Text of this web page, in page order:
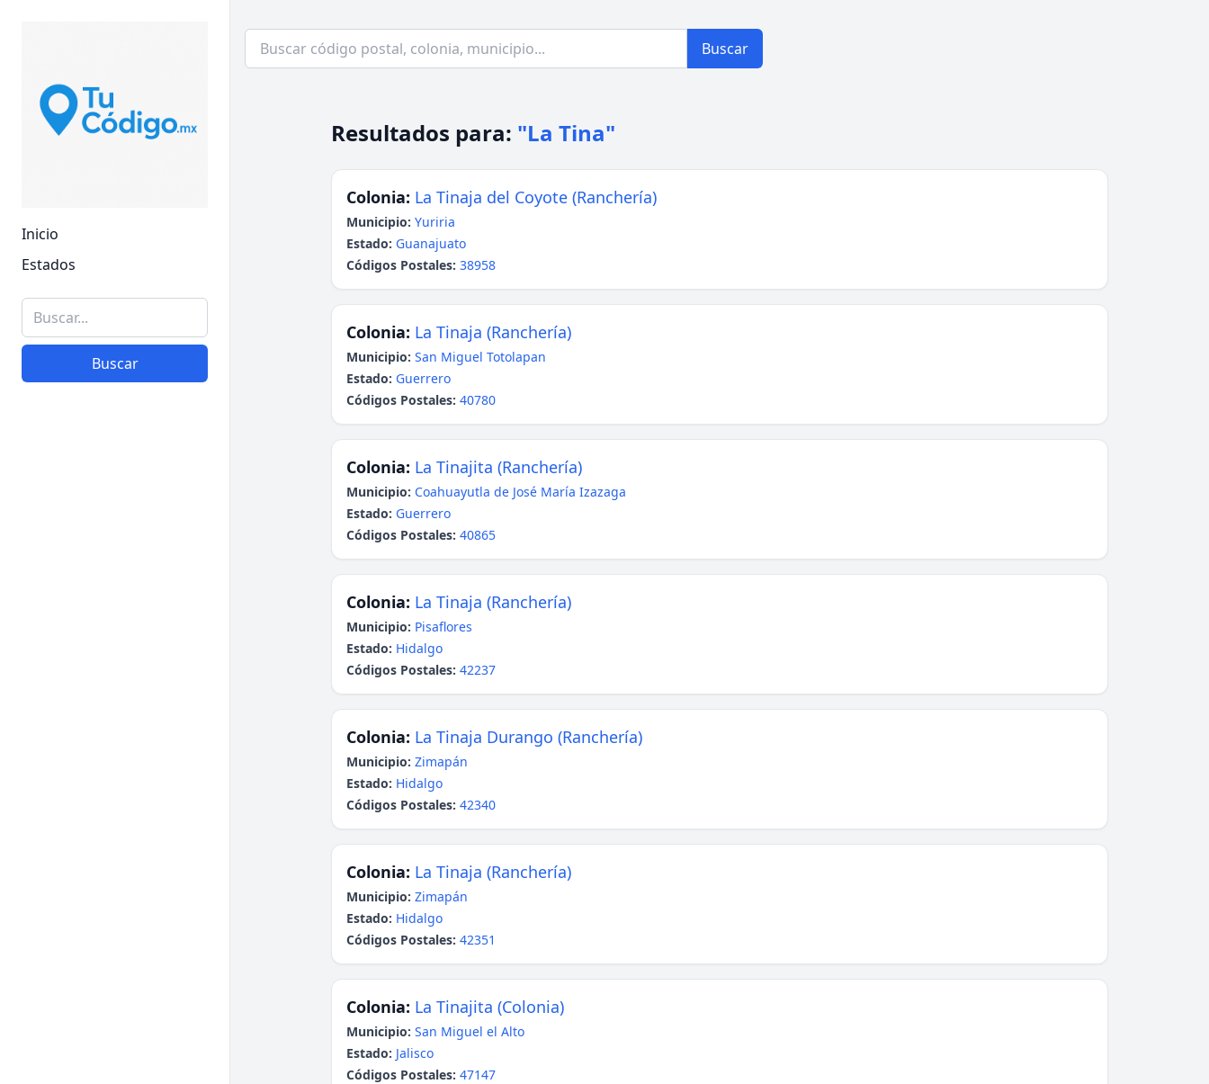
Inicio
Estados
Buscar
Buscar
Resultados para: "La Tina"
Colonia: La Tinaja del Coyote (Ranchería)
Municipio: Yuriria
Estado: Guanajuato
Códigos Postales: 38958
Colonia: La Tinaja (Ranchería)
Municipio: San Miguel Totolapan
Estado: Guerrero
Códigos Postales: 40780
Colonia: La Tinajita (Ranchería)
Municipio: Coahuayutla de José María Izazaga
Estado: Guerrero
Códigos Postales: 40865
Colonia: La Tinaja (Ranchería)
Municipio: Pisaflores
Estado: Hidalgo
Códigos Postales: 42237
Colonia: La Tinaja Durango (Ranchería)
Municipio: Zimapán
Estado: Hidalgo
Códigos Postales: 42340
Colonia: La Tinaja (Ranchería)
Municipio: Zimapán
Estado: Hidalgo
Códigos Postales: 42351
Colonia: La Tinajita (Colonia)
Municipio: San Miguel el Alto
Estado: Jalisco
Códigos Postales: 47147